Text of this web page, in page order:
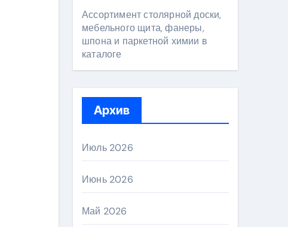
Ассортимент столярной доски,
мебельного щита, фанеры,
шпона и паркетной химии в
каталоге
Архив
Июль 2026
Июнь 2026
Май 2026